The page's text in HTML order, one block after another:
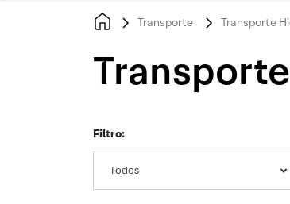
Transporte Transporte
Filtro:
Todos